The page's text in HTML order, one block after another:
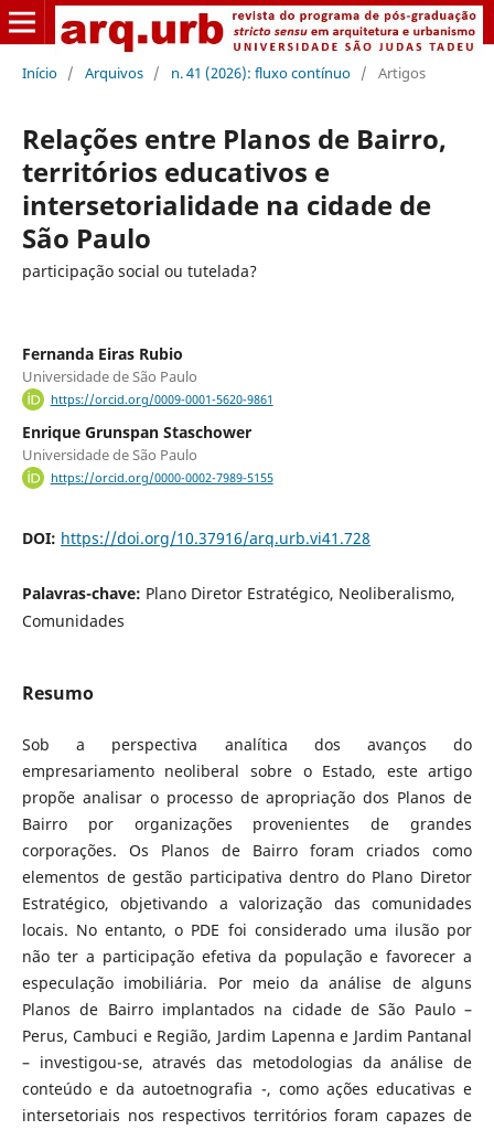
Início / Arquivos / n. 41 (2026): fluxo contínuo / Artigos
Relações entre Planos de Bairro,
territórios educativos e
intersetorialidade na cidade de
São Paulo
participação social ou tutelada?
Fernanda Eiras Rubio
Universidade de São Paulo
https://orcid.org/0009-0001-5620-9861
Enrique Grunspan Staschower
Universidade de São Paulo
https://orcid.org/0000-0002-7989-5155
DOI: https://doi.org/10.37916/arq.urb.vi41.728
Palavras-chave: Plano Diretor Estratégico, Neoliberalismo,
Comunidades
Resumo
Sob a perspectiva analítica dos avanços do
empresariamento neoliberal sobre o Estado, este artigo
propõe analisar o processo de apropriação dos Planos de
Bairro por organizações provenientes de grandes
corporações. Os Planos de Bairro foram criados como
elementos de gestão participativa dentro do Plano Diretor
Estratégico, objetivando a valorização das comunidades
locais. No entanto, o PDE foi considerado uma ilusão por
não ter a participação efetiva da população e favorecer a
especulação imobiliária. Por meio da análise de alguns
Planos de Bairro implantados na cidade de São Paulo –
Perus, Cambuci e Região, Jardim Lapenna e Jardim Pantanal
– investigou-se, através das metodologias da análise de
conteúdo e da autoetnografia -, como ações educativas e
intersetoriais nos respectivos territórios foram capazes de